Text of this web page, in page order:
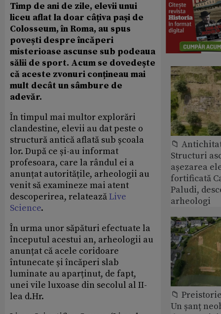
Timp de ani de zile, elevii unui
liceu aflat la doar câțiva pași de
Colosseum, în Roma, au spus
povești despre încăperi
misterioase ascunse sub podeaua
sălii de sport. Acum se dovedește
că aceste zvonuri conțineau mai
mult decât un sâmbure de
adevăr.
În timpul mai multor explorări
clandestine, elevii au dat peste o
structură antică aflată sub școala
lor. După ce și-au informat
profesoara, care la rândul ei a
anunțat autoritățile, arheologii au
venit să examineze mai atent
descoperirea, relateazăLive
Science.
În urma unor săpături efectuate la
începutul acestui an, arheologii au
anunțat că acele coridoare
întunecate și încăperi slab
luminate au aparținut, de fapt,
unei vile luxoase din secolul al II-
lea d.Hr.
📁
Structuri
așezarea
fortificată
Paludi,
arheologi
📁
Un șanț